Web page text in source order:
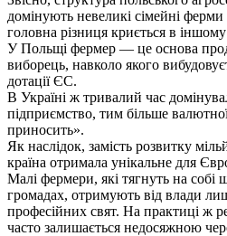
домінують невеликі сімейні
головна різниця криється в
У Польщі фермер — це основа
виборець, навколо якого
дотації ЄС.
В Україні ж тривалий час
підприємство, тим більше
приносить».
Як наслідок, замість розвитку
країна отримала унікальне для
Малі фермери, які тягнуть на собі
громадах, отримують від влади
професійних свят. На практиці ж
часто залишається недосяжною